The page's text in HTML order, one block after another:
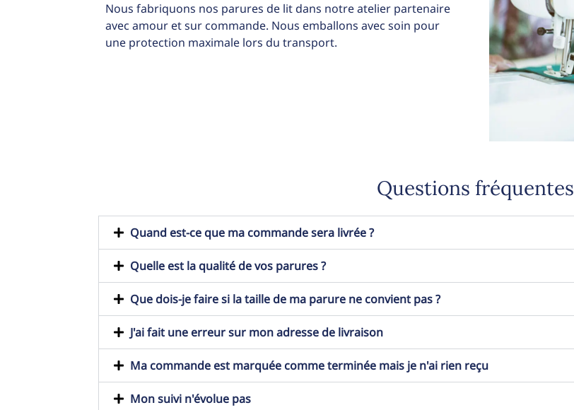
Nous fabriquons nos parures de lit dans notre atelier partenaire
avec amour et sur commande. Nous emballons avec soin pour
une protection maximale lors du transport.
Questions fréquentes
Quand est-ce que ma commande sera livrée ?
Quelle est la qualité de vos parures ?
Que dois-je faire si la taille de ma parure ne convient pas ?
J'ai fait une erreur sur mon adresse de livraison
Ma commande est marquée comme terminée mais je n'ai rien reçu
Mon suivi n'évolue pas